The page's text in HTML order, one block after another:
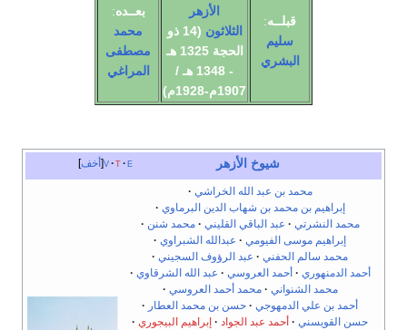
قبلــه:
سليم
البشري
الأزهر
الثلاثون
(14 ذو
الحجة 1325 هـ
- 1348 هـ /
1907م-1928م)
بعــده:
محمد
مصطفى
المراغي
أخف v t e شيوخ الأزهر
محمد بن عبد الله الخراشي
إبراهيم بن محمد بن شهاب الدين البرماوي
محمد النشرتي
عبد الباقي القليني
محمد شنن
إبراهيم موسى الفيومي
عبدالله الشبراوي
محمد سالم الحفني
عبد الرؤوف السجيني
أحمد الدمنهوري
أحمد العروسي
عبد الله الشرقاوي
محمد الشنواني
محمد أحمد العروسي
أحمد بن علي الدمهوجي
حسن بن محمد العطار
حسن القويسني
أحمد عبد الجواد
إبراهيم البيجوري